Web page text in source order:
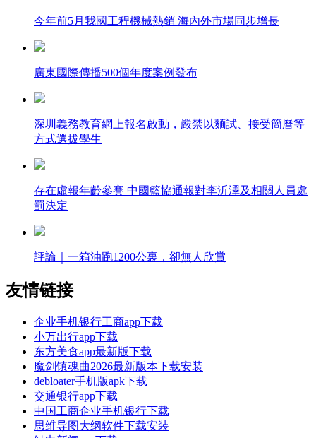
今年前5月我國工程機械熱銷 海內外市場同步增長
廣東國際傳播500個年度案例發布
深圳義務教育網上報名啟動，嚴禁以麵試、接受簡曆等
方式選拔學生
存在虛報年齡參賽 中國籃協通報對李沂澤及相關人員處
罰決定
評論｜一箱油跑1200公裏，卻無人欣賞
友情链接
企业手机银行工商app下载
小万出行app下载
东方美食app最新版下载
魔剑镇魂曲2026最新版本下载安装
debloater手机版apk下载
交通银行app下载
中国工商企业手机银行下载
思维导图大纲软件下载安装